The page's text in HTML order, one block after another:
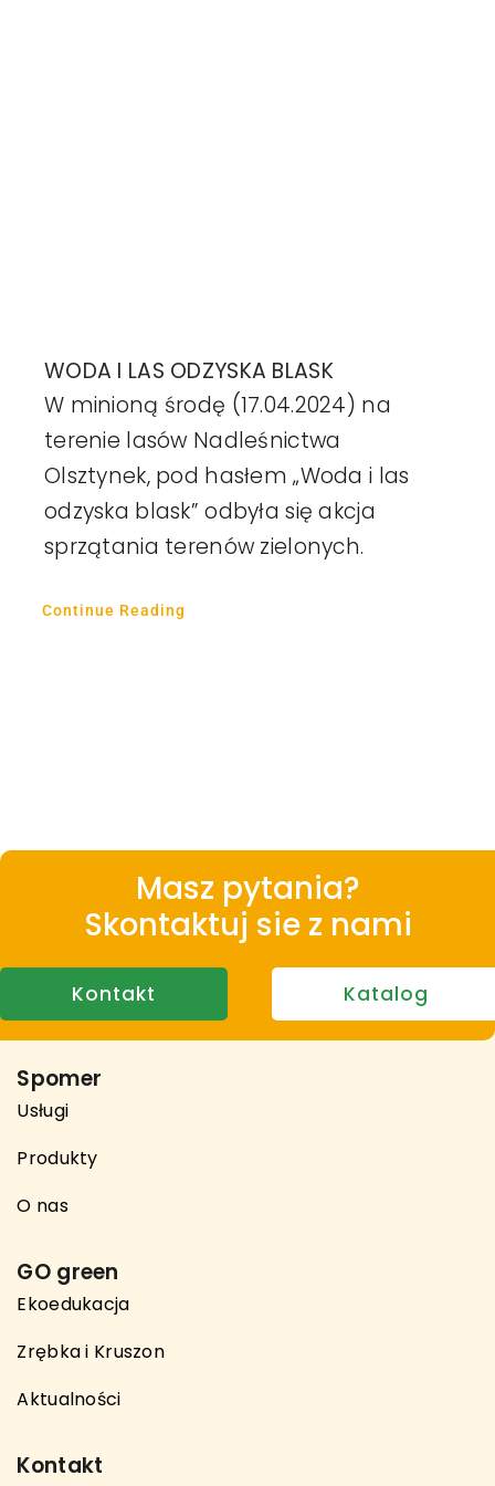
WODA I LAS ODZYSKA BLASK
W minioną środę (17.04.2024) na
terenie lasów Nadleśnictwa
Olsztynek, pod hasłem „Woda i las
odzyska blask” odbyła się akcja
sprzątania terenów zielonych.
Continue Reading
Masz pytania?
Skontaktuj sie z nami
Kontakt Katalog
Spomer
Usługi
Produkty
O nas
GO green
Ekoedukacja
Zrębka i Kruszon
Aktualności
Kontakt